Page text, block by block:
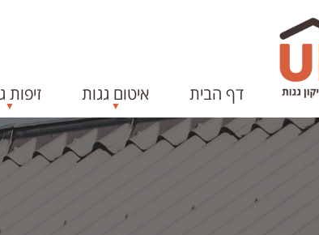
דף הבית איטום גגות זיפות